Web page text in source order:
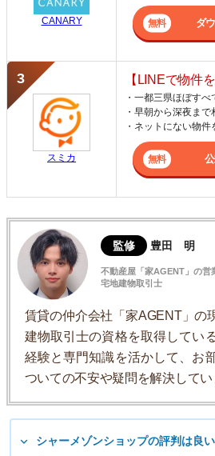
CANARY ダ
スミカ
【LINEで物件
・一都三県ほぼす
・早朝から深夜まで
・ネットにない物
監修 豊田 明
不動産屋「家AGENT」の営
宅地建物取引士
賃貸の仲介会社「家AGENT」の
建物取引士の資格を取得してい
経験と専門知識を活かして、お
ついての不安や疑問を解決してい
シャーメゾンショップの評判は良い